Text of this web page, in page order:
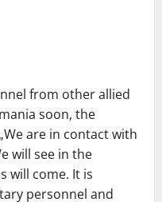
from other allied
soon, the
are in contact with
will see in the
will come. It is
personnel and